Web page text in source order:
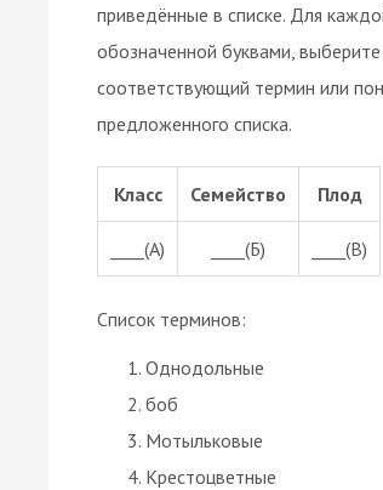
приведённые в списке. Для
обозначенной буквами, выберите
соответствующий термин или
предложенного списка.
Класс Семейство Плод
____(А) ____(Б) ____(В)
Список терминов:
Однодольные
боб
Мотыльковые
Крестоцветные